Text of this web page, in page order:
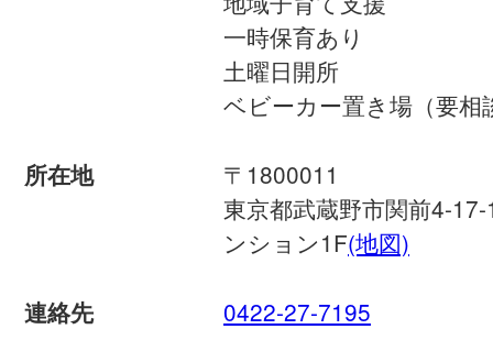
一時保育あり
土曜日開所
ベビーカー置き場（要相
所在地
〒1800011
東京都武蔵野市関前4-
ンション1F(地図)
連絡先 0422-27-7195